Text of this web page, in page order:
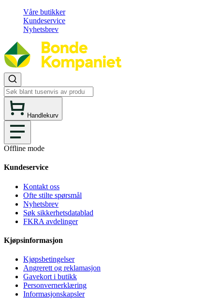
Våre butikker
Kundeservice
Nyhetsbrev
Handlekurv
Offline mode
Kundeservice
Kontakt oss
Ofte stilte spørsmål
Nyhetsbrev
Søk sikkerhetsdatablad
FKRA avdelinger
Kjøpsinformasjon
Kjøpsbetingelser
Angrerett og reklamasjon
Gavekort i butikk
Personvernerklæring
Informasjonskapsler